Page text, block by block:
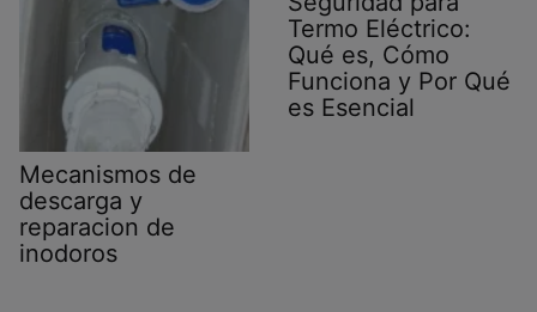
Mecanismos de
descarga y
reparacion de
inodoros
Termo Eléctrico:
Qué es, Cómo
Funciona y Por Qué
es Esencial